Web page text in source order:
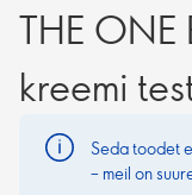
THE
kreemi
Seda toodet
– meil on